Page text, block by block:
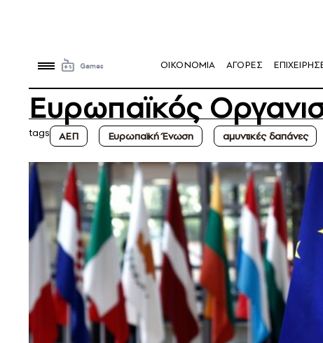
OIKONOMIA ΑΓΟΡΕΣ
Ευρωπαϊκός
tags ΑΕΠ Ευρωπαϊκή Ένωση αμυντικές δαπάνες